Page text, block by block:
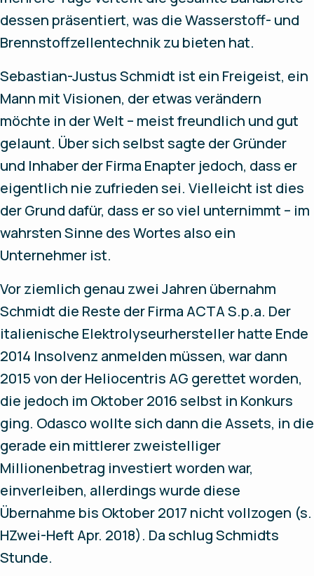
dessen präsentiert, was die Wasserstoff- und
Brennstoffzellentechnik zu bieten hat.
Sebastian-Justus Schmidt ist ein Freigeist, ein
Mann mit Visionen, der etwas verändern
möchte in der Welt – meist freundlich und gut
gelaunt. Über sich selbst sagte der Gründer
und Inhaber der Firma Enapter jedoch, dass er
eigentlich nie zufrieden sei. Vielleicht ist dies
der Grund dafür, dass er so viel unternimmt – im
wahrsten Sinne des Wortes also ein
Unternehmer ist.
Vor ziemlich genau zwei Jahren übernahm
Schmidt die Reste der Firma ACTA S.p.a. Der
italienische Elektrolyseurhersteller hatte Ende
2014 Insolvenz anmelden müssen, war dann
2015 von der Heliocentris AG gerettet worden,
die jedoch im Oktober 2016 selbst in Konkurs
ging. Odasco wollte sich dann die Assets, in die
gerade ein mittlerer zweistelliger
Millionenbetrag investiert worden war,
einverleiben, allerdings wurde diese
Übernahme bis Oktober 2017 nicht vollzogen (s.
HZwei-Heft Apr. 2018). Da schlug Schmidts
Stunde.